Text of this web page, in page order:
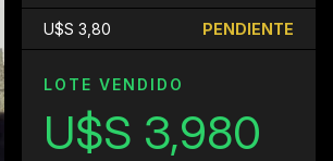
U$S 3,80 PENDIENTE
LOTE VENDIDO
U$S 3,980